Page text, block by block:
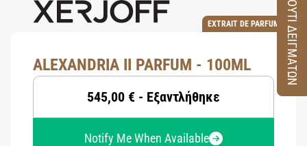
EXTRAIT DE PARFUM
ALEXANDRIA II PARFUM - 100ML
545,00 € - Εξαντλήθηκε
Notify Me When Available
ΚΟΥΤΙ ΔΕΙΓΜΑΤΩΝ